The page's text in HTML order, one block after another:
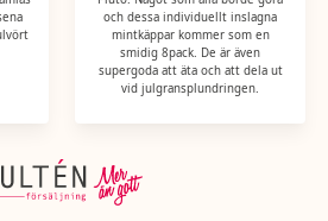
och dessa individuellt inslagna
mintkäppar kommer som en
smidig 8pack. De är även
supergoda att äta och att dela ut
vid julgransplundringen.